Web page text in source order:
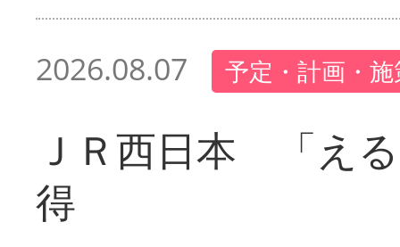
2026.08.07 予定・計画・
ＪＲ西日本 「え
得